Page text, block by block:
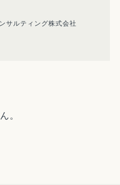
サルティング株式会社
。